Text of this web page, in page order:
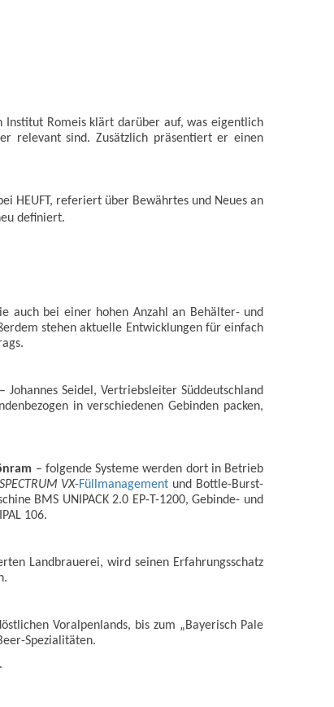
Institut Romeis klärt darüber auf, was eigentlich
relevant sind. Zusätzlich präsentiert er einen
HEUFT, referiert über Bewährtes und Neues an
definiert.
auch bei einer hohen Anzahl an Behälter- und
stehen aktuelle Entwicklungen für einfach
– Johannes Seidel, Vertriebsleiter Süddeutschland
in verschiedenen Gebinden packen,
– folgende Systeme werden dort in Betrieb
SPECTRUM VX-Füllmanagement und Bottle-Burst-
BMS UNIPACK 2.0 EP-T-1200, Gebinde- und
106.
Landbrauerei, wird seinen Erfahrungsschatz
Voralpenlands, bis zum „Bayerisch Pale
Spezialitäten.
.